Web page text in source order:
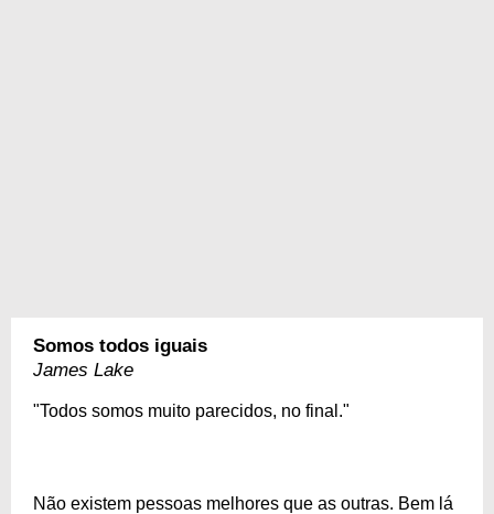
Somos todos iguais
James Lake
"Todos somos muito parecidos, no final."
Não existem pessoas melhores que as outras. Bem lá